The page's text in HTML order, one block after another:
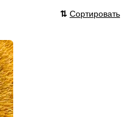
⇅ Сортировать